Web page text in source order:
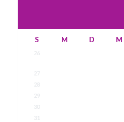
S M D M
26
27
28
29
30
31